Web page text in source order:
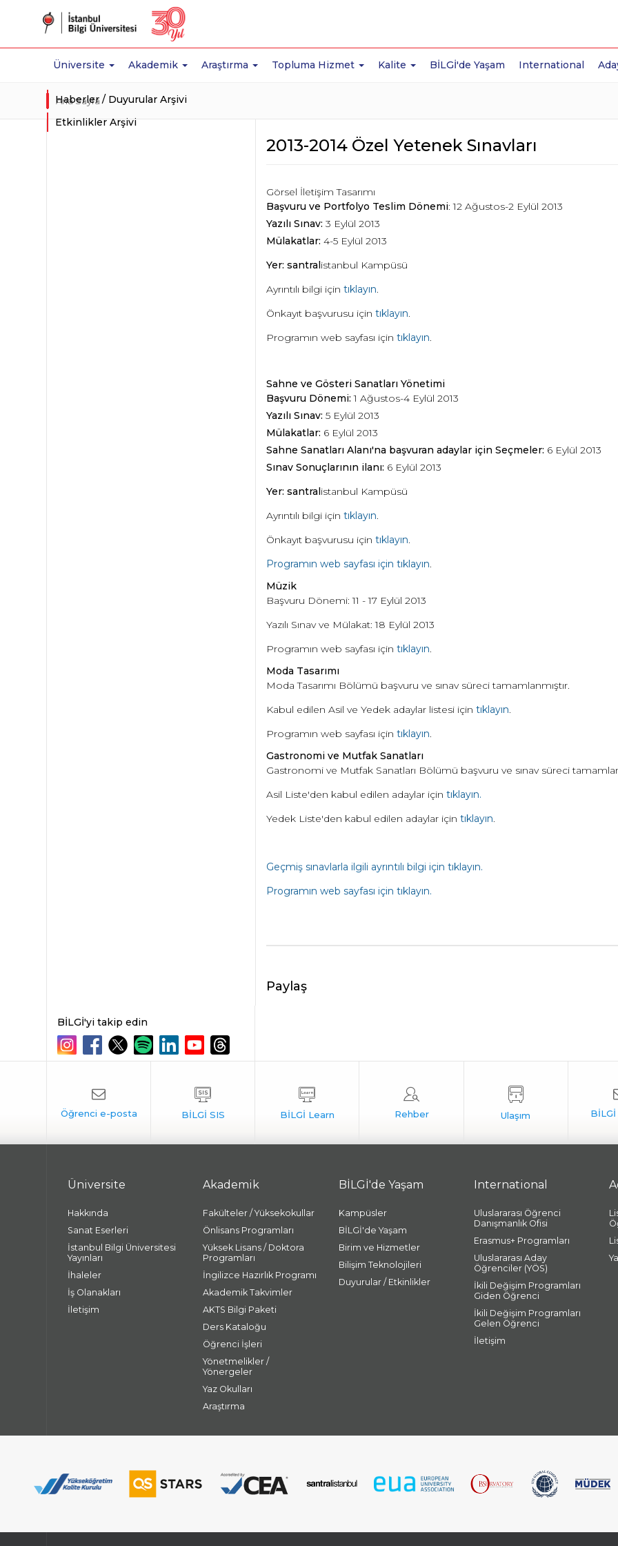
Üniversite Akademik Araştırma Topluma Hizmet Kalite BİLGİ'de Yaşam International
Ana Sayfa
Haberler / Duyurular Arşivi
Etkinlikler Arşivi
2013-2014 Özel Yetenek Sınavları
Görsel İletişim Tasarımı
Başvuru ve Portfolyo Teslim Dönemi: 12 Ağustos-2 Eylül 2013
Yazılı Sınav: 3 Eylül 2013
Mülakatlar: 4-5 Eylül 2013
Yer: santralistanbul Kampüsü
Ayrıntılı bilgi için tıklayın.
Önkayıt başvurusu için tıklayın.
Programın web sayfası için tıklayın.
Sahne ve Gösteri Sanatları Yönetimi
Başvuru Dönemi: 1 Ağustos-4 Eylül 2013
Yazılı Sınav: 5 Eylül 2013
Mülakatlar: 6 Eylül 2013
Sahne Sanatları Alanı'na başvuran adaylar için Seçmeler: 6 Eylül 2013
Sınav Sonuçlarının ilanı: 6 Eylül 2013
Yer: santralistanbul Kampüsü
Ayrıntılı bilgi için tıklayın.
Önkayıt başvurusu için tıklayın.
Programın web sayfası için tıklayın.
Müzik
Başvuru Dönemi: 11 - 17 Eylül 2013
Yazılı Sınav ve Mülakat: 18 Eylül 2013
Programın web sayfası için tıklayın.
Moda Tasarımı
Moda Tasarımı Bölümü başvuru ve sınav süreci tamamlanmıştır.
Kabul edilen Asil ve Yedek adaylar listesi için tıklayın.
Programın web sayfası için tıklayın.
Gastronomi ve Mutfak Sanatları
Gastronomi ve Mutfak Sanatları Bölümü başvuru ve sınav süreci
Asil Liste'den kabul edilen adaylar için tıklayın.
Yedek Liste'den kabul edilen adaylar için tıklayın.
Geçmiş sınavlarla ilgili ayrıntılı bilgi için tıklayın.
Programın web sayfası için tıklayın.
Paylaş
BİLGİ'yi takip edin
Üniversite
Hakkında
Sanat Eserleri
İstanbul Bilgi Üniversitesi
Yayınları
İhaleler
İş Olanakları
İletişim
Akademik
Fakülteler / Yüksekokullar
Önlisans Programları
Yüksek Lisans / Doktora
Programları
İngilizce Hazırlık Programı
Akademik Takvimler
AKTS Bilgi Paketi
Ders Kataloğu
Öğrenci İşleri
Yönetmelikler /
Yönergeler
Yaz Okulları
Araştırma
BİLGİ'de Yaşam
Kampüsler
BİLGİ'de Yaşam
Birim ve Hizmetler
Bilişim Teknolojileri
Duyurular / Etkinlikler
International
Uluslararası Öğrenci
Danışmanlık Ofisi
Erasmus+ Programları
Uluslararası Aday
Öğrenciler (YÖS)
İkili Değişim Programları
Giden Öğrenci
İkili Değişim Programları
Gelen Öğrenci
İletişim